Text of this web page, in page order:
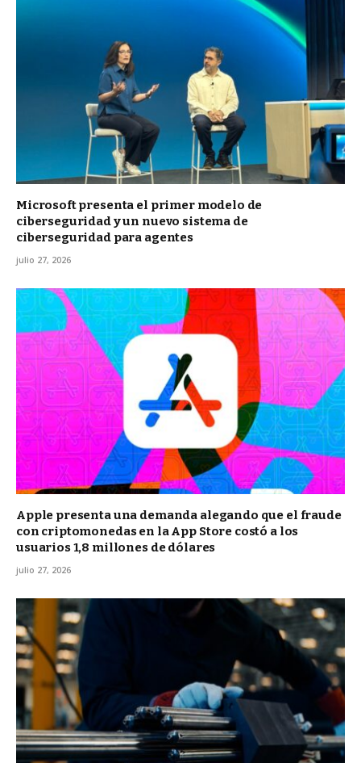
Microsoft presenta el primer modelo de
ciberseguridad y un nuevo sistema de
ciberseguridad para agentes
julio 27, 2026
Apple presenta una demanda alegando que el fraude
con criptomonedas en la App Store costó a los
usuarios 1,8 millones de dólares
julio 27, 2026